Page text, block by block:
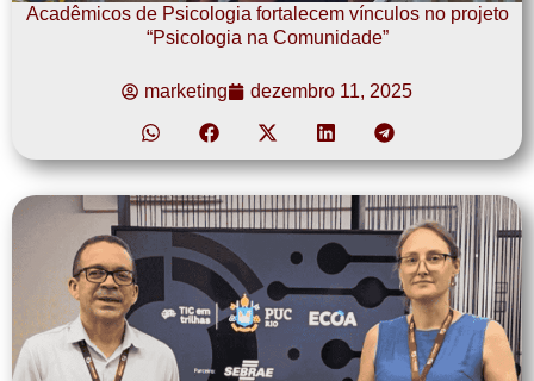
Acadêmicos de Psicologia fortalecem vínculos no projeto
“Psicologia na Comunidade”
marketing dezembro 11, 2025